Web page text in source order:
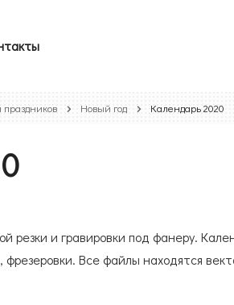
Новый год Календарь 2020
резки и гравировки под фанеру.
Все файлы находятся